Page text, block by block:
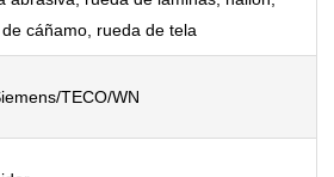
cáñamo, rueda de tela
TECO/WN